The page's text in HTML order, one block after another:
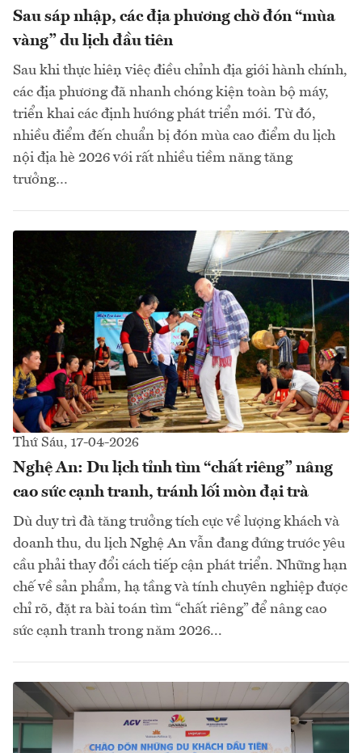
Sau sáp nhập, các địa phương chờ đón “mùa
vàng” du lịch đầu tiên
Sau khi thực hiện việc điều chỉnh địa giới hành chính,
các địa phương đã nhanh chóng kiện toàn bộ máy,
triển khai các định hướng phát triển mới. Từ đó,
nhiều điểm đến chuẩn bị đón mùa cao điểm du lịch
nội địa hè 2026 với rất nhiều tiềm năng tăng
trưởng…
Thứ Sáu, 17-04-2026
Nghệ An: Du lịch tỉnh tìm “chất riêng” nâng
cao sức cạnh tranh, tránh lối mòn đại trà
Dù duy trì đà tăng trưởng tích cực về lượng khách và
doanh thu, du lịch Nghệ An vẫn đang đứng trước yêu
cầu phải thay đổi cách tiếp cận phát triển. Những hạn
chế về sản phẩm, hạ tầng và tính chuyên nghiệp được
chỉ rõ, đặt ra bài toán tìm “chất riêng” để nâng cao
sức cạnh tranh trong năm 2026...